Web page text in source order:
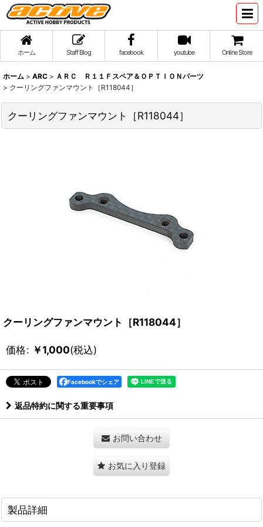
ホーム Staff Blog facebook youtube Online Store
ホーム > ARC > ＡＲＣ Ｒ１１Ｆスペア＆ＯＰＴＩＯＮパーツ
> クーリングファンマウント［R118044］
クーリングファンマウント［R118044］
クーリングファンマウント［R118044］
価格: ￥1,000(税込)
Facebookでシェア
返品特約に関する重要事項
お問い合わせ
お気に入り登録
製品詳細